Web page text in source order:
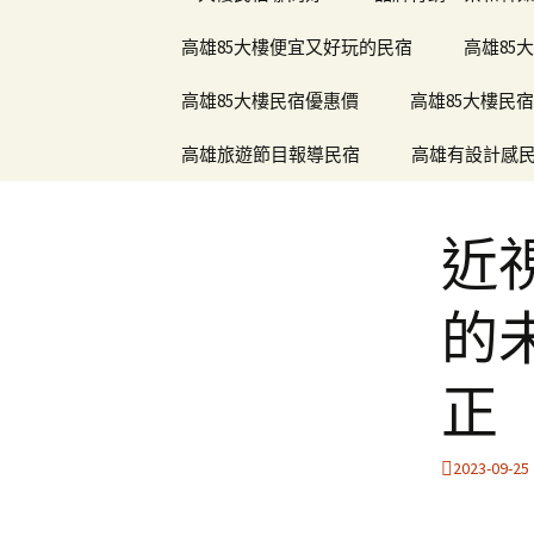
高雄85大樓便宜又好玩的民宿 高雄85
高雄85大樓民宿優惠價 高雄85大樓民
高雄旅遊節目報導民宿 高雄有設計感
近
的
正
2023-09-25